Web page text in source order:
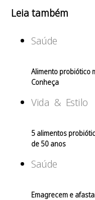
Leia também
Saúde
Alimento probiótico
Conheça
Vida & Estilo
5 alimentos
de 50 anos
Saúde
Emagrecem e